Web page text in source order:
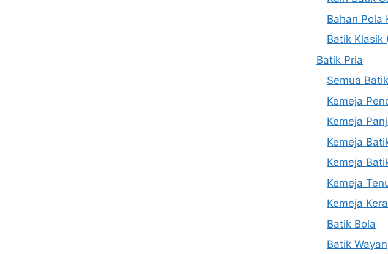
Bahan Pola
Batik Klasik
Batik Pria
Semua
Kemeja
Kemeja
Kemeja
Kemeja
Kemeja
Kemeja
Batik Bola
Batik